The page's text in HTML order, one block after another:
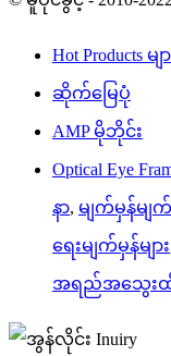
Hot Products မျာ
ဆိုက်မြေပုံ
AMP မိုဘိုင်း
Optical Eye
နာ, မျက်မှန်မျ
ရေးမျက်မှန်များ
အရည်အသွေးထိ